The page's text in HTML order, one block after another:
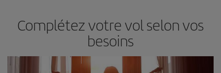
Complétez votre vol selon vos
besoins